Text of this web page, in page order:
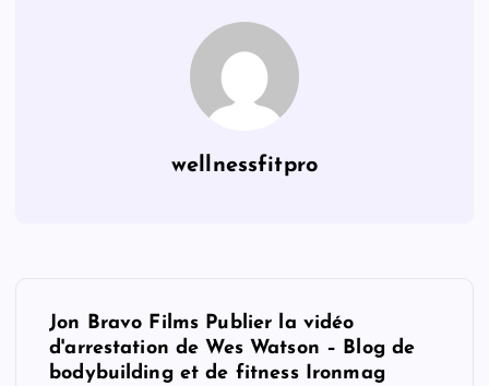
wellnessfitpro
Jon Bravo Films Publier la vidéo
d'arrestation de Wes Watson – Blog de
bodybuilding et de fitness Ironmag